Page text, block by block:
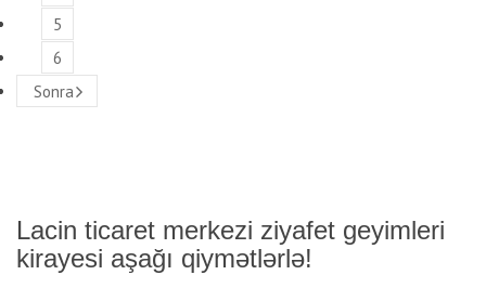
5
6
Sonra
Lacin ticaret merkezi ziyafet geyimleri
kirayesi aşağı qiymətlərlə!